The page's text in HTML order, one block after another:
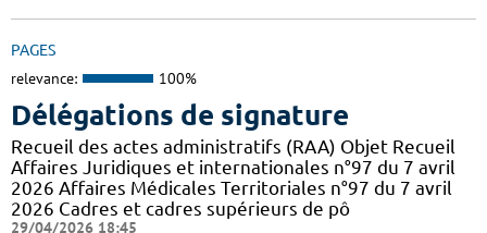
PAGES
relevance: 100%
Délégations de signature
Recueil des actes administratifs (RAA) Objet Recueil
Affaires Juridiques et internationales n°97 du 7 avril
2026 Affaires Médicales Territoriales n°97 du 7 avril
2026 Cadres et cadres supérieurs de pô
29/04/2026 18:45